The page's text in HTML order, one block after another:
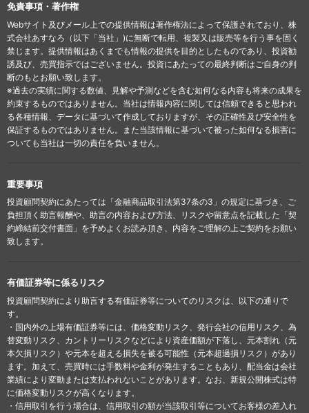
免責事項・著作権
Webサイト及びメール上での提供情報は著作権法によって保護されており、株
式会社あすなろ（以下「当社」)に無断で転用、複製又は販売等を行う事を固く
禁じます。提供情報はあくまでも情報の提供を目的としたものであり、投資勧
誘及び、売買指示ではございません。投資にあたっての最終判断はご自身の判
断のもとお願い致します。
※過去の実績に関する数値、見解や予測などを含む如何なる内容も将来の成果を
約束するものではありません。当社は情報内容に関しては信頼できると思われ
る各種情報、データに基づいて作成しておりますが、その正確性及び安全性を
保証するものではありません。また当該情報に基づいて被った如何なる損害に
ついても当社は一切の責任を負いません。
重要事項
投資顧問契約にあたっては「金融商品取引法第37条の3」の規定に基づき、ご
負担頂く助言報酬や、助言の内容および方法、リスクや留意点を記載した「契
約締結前交付書面」を予めよくお読み頂き、内容をご理解の上ご契約をお願い
致します。
有価証券等に係るリスク
投資顧問契約により助言する有価証券等についてのリスクは、以下の通りで
す。
・国内外の上場有価証券等には、価格変動リスク、発行会社の信用リスク、為
替変動リスク、カントリーリスクなどにより資産価額が下落し、元本割れ（元
本欠損リスク）や元本を超える損失を被る可能性（元本超過損リスク）があり
ます。加えて、売買時には手数料や金利が発生することもあり、配当金は会社
業績により変動または支払われないことがあります。なお、新規公開株式は特
に価格変動リスクが高くなります。
・信用取引を行う場合は、信用取引の額が当該取引等についてお客様の差入れ